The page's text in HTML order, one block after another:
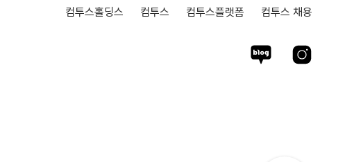
컴투스홀딩스 컴투스 컴투스플랫폼 컴투스 채용